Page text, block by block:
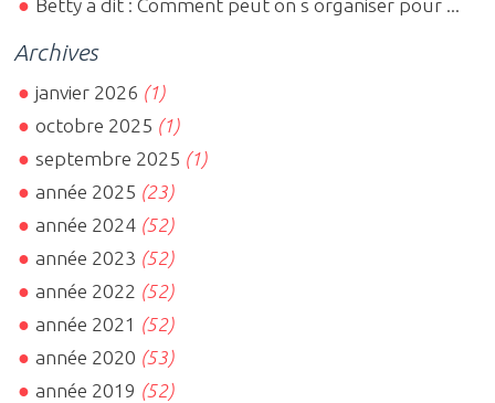
Betty a dit : Comment peut on s organiser pour ...
Archives
janvier 2026 (1)
octobre 2025 (1)
septembre 2025 (1)
année 2025 (23)
année 2024 (52)
année 2023 (52)
année 2022 (52)
année 2021 (52)
année 2020 (53)
année 2019 (52)